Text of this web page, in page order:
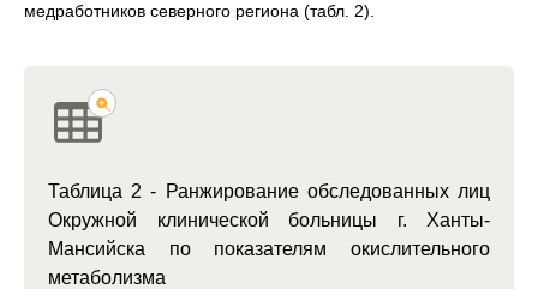
медработников северного региона (табл. 2).
Таблица 2 - Ранжирование обследованных лиц
Окружной клинической больницы г. Ханты-
Мансийска по показателям окислительного
метаболизма